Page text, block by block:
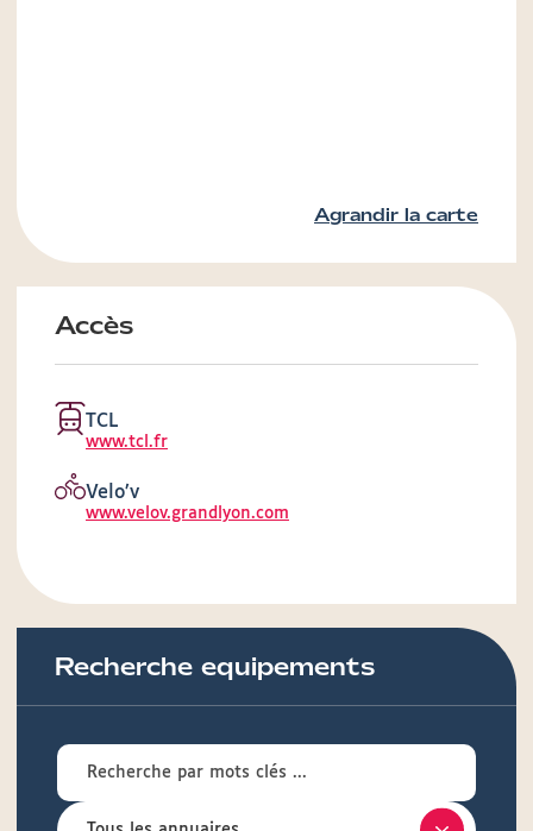
Agrandir la carte
Accès
TCL
www.tcl.fr
Velo’v
www.velov.grandlyon.com
Recherche equipements